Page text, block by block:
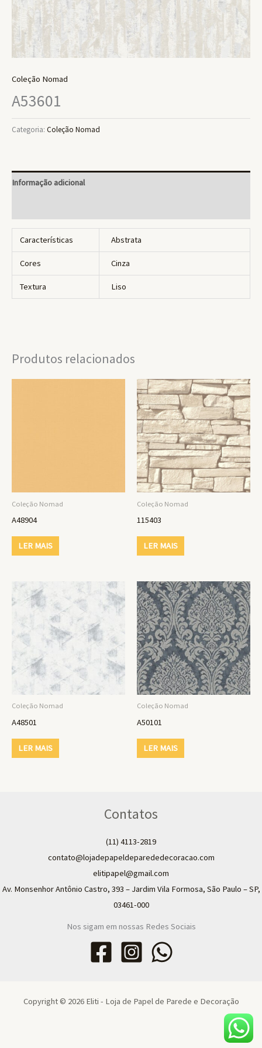
Coleção Nomad
A53601
Categoria: Coleção Nomad
Informação adicional
Características Abstrata
Cores Cinza
Textura Liso
Produtos relacionados
Coleção Nomad
A48904
LER MAIS
Coleção Nomad
115403
LER MAIS
Coleção Nomad
A48501
LER MAIS
Coleção Nomad
A50101
LER MAIS
Contatos
(11) 4113-2819
contato@lojadepapeldeparededecoracao.com
elitipapel@gmail.com​
Av. Monsenhor Antônio Castro, 393 – Jardim Vila Formosa, São Paulo – SP,
03461-000
Nos sigam em nossas Redes Sociais
Copyright © 2026 Eliti - Loja de Papel de Parede e Decoração